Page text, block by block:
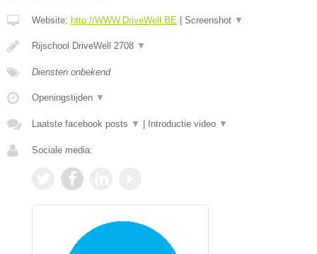
Website: http://WWW.DriveWell.BE | Screenshot ▼
Rijschool DriveWell 2708 ▼
Diensten onbekend
Openingstijden ▼
Laatste facebook posts ▼ | Introductie video ▼
Sociale media: